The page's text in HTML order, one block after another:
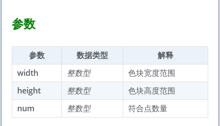
参数
参数 数据类型
解释
width
整数型
色块宽度范围
height
整数型
色块高度范围
num
整数型 符合点数量